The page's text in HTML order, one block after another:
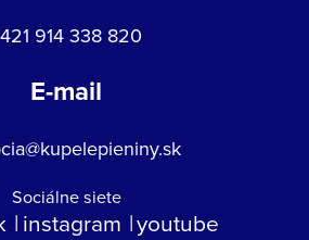
914 338 820
E-mail
Sociálne siete
instagram youtube